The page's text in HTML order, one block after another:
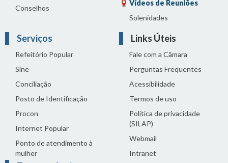
Conselhos
Vídeos de Reuniões
Solenidades
Serviços
Refeitório Popular
Sine
Conciliação
Posto de Identificação
Procon
Internet Popular
Ponto de atendimento à
mulher
Links Úteis
Fale com a Câmara
Perguntas Frequentes
Acessibilidade
Termos de uso
Política de privacidade
(SILAP)
Webmail
Intranet